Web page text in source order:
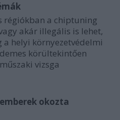
régiókban a chiptuning
akár illegális is lehet,
a helyi környezetvédelmi
körültekintően
vizsga
okozta